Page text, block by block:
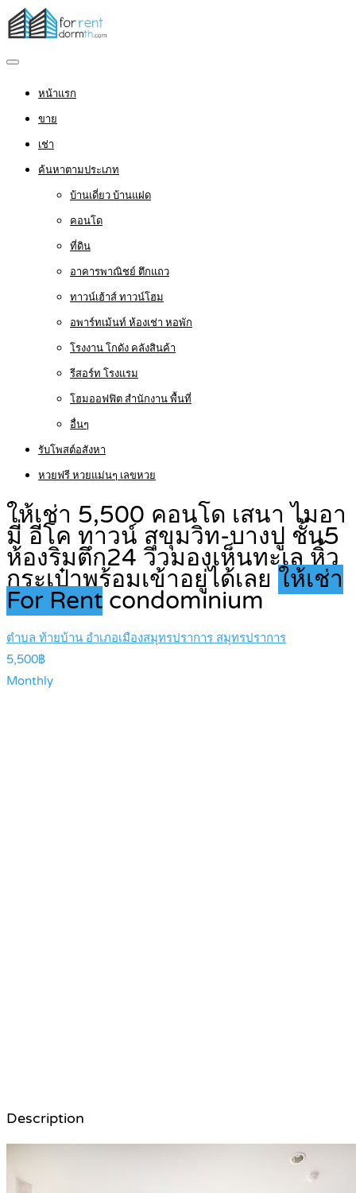
หน้าแรก
ขาย
เช่า
ค้นหาตามประเภท
บ้านเดี่ยว บ้านแฝด
คอนโด
ที่ดิน
อาคารพาณิชย์ ตึกแถว
ทาวน์เฮ้าส์ ทาวน์โฮม
อพาร์ทเม้นท์ ห้องเช่า หอพัก
โรงงาน โกดัง คลังสินค้า
รีสอร์ท โรงแรม
โฮมออฟฟิต สำนักงาน พื้นที่
อื่นๆ
รับโพสต์อสังหา
หวยฟรี หวยแม่นๆ เลขหวย
ให้เช่า 5,500 คอนโด เสนา ไมอา
มี่ อีโค ทาวน์ สุขุมวิท-บางปู ชั้น5
ห้องริมตึก24 วิวมองเห็นทะเล หิ้ว
กระเป๋าพร้อมเข้าอยู่ได้เลย ให้เช่า
For Rent condominium
ตำบล ท้ายบ้าน อำเภอเมืองสมุทรปราการ สมุทรปราการ
5,500฿
Monthly
Description